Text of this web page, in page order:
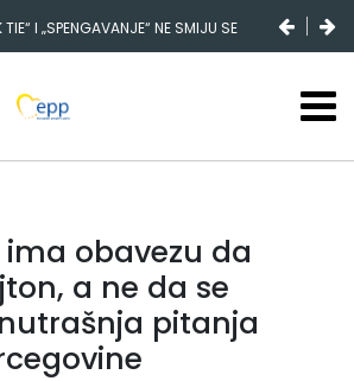
TIE“ I „SPENGAVANJE“ NE SMIJU SE
ima obavezu da
a ne da se
pitanja